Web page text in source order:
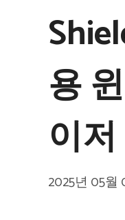
용
이저
2025년 05월